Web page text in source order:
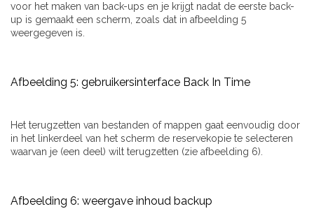
voor het maken van back-ups en je krijgt nadat de eerste back-
up is gemaakt een scherm, zoals dat in afbeelding 5
weergegeven is.
Afbeelding 5: gebruikersinterface Back In Time
Het terugzetten van bestanden of mappen gaat eenvoudig door
in het linkerdeel van het scherm de reservekopie te selecteren
waarvan je (een deel) wilt terugzetten (zie afbeelding 6).
Afbeelding 6: weergave inhoud backup